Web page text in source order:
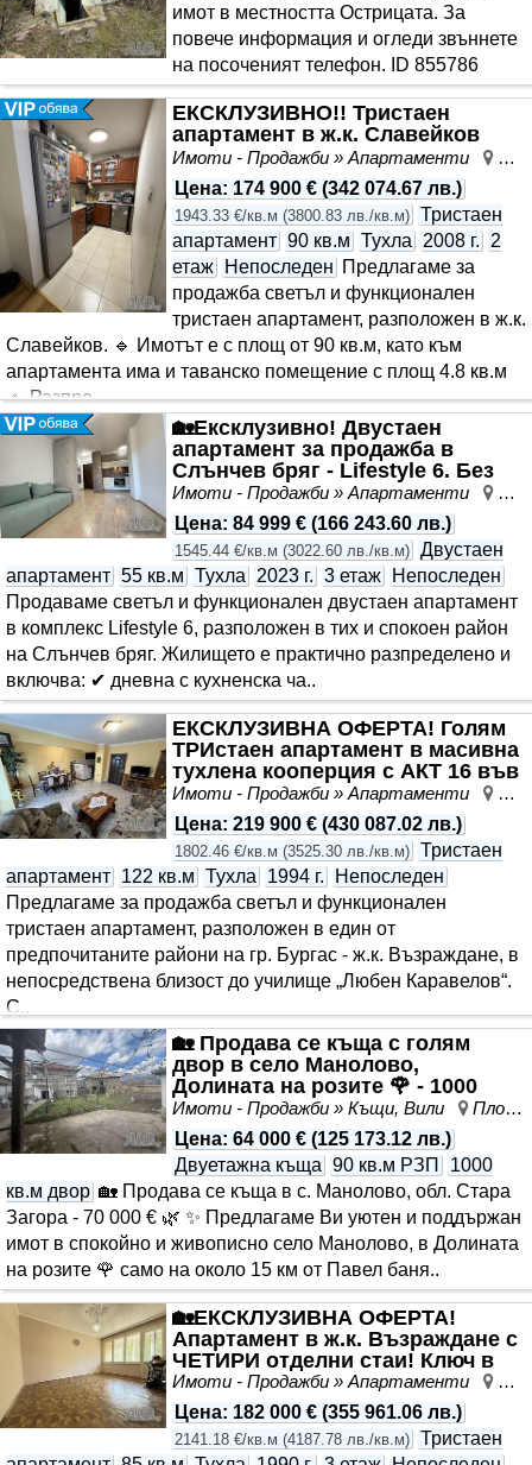
имот в местността Острицата. За
повече информация и огледи звъннете
на посоченият телефон. ID 855786
ЕКСКЛУЗИВНО!! Тристаен
апартамент в ж.к. Славейков
Имоти - Продажби » Апартаменти
Цена: 174 900 € (342 074.67 лв.)
1943.33 €/кв.м (3800.83 лв./кв.м) Тристаен
апартамент 90 кв.м Тухла 2008 г.
2
етаж
Непоследен Предлагаме за
продажба светъл и функционален
тристаен апартамент, разположен в ж.к.
Славейков. 🔹 Имотът е с площ от 90 кв.м, като към
апартамента има и таванско помещение с площ 4.8 кв.м
🔹 Разпре..
🏡Eксклузивно! Двустаен
апартамент за продажба в
Слънчев бряг - Lifestyle 6. Без
такса поддръжка!
Имоти - Продажби » Апартаменти
Цена: 84 999 € (166 243.60 лв.)
1545.44 €/кв.м (3022.60 лв./кв.м) Двустаен
апартамент 55 кв.м Тухла 2023 г. 3 етаж
Непоследен
Продаваме светъл и функционален двустаен апартамент
в комплекс Lifestyle 6, разположен в тих и спокоен район
на Слънчев бряг. Жилището е практично разпределено и
включва: ✔ дневна с кухненска ча..
ЕКСКЛУЗИВНА ОФЕРТА! Голям
ТРИстаен апартамент в масивна
тухлена кооперция с АКТ 16 във
Възраждане
Имоти - Продажби » Апартаменти
Цена: 219 900 € (430 087.02 лв.)
1802.46 €/кв.м (3525.30 лв./кв.м) Тристаен
апартамент 122 кв.м Тухла 1994 г.
Непоследен
Предлагаме за продажба светъл и функционален
тристаен апартамент, разположен в един от
предпочитаните райони на гр. Бургас - ж.к. Възраждане, в
непосредствена близост до училище „Любен Каравелов“.
С..
🏡 Продава се къща с голям
двор в село Манолово,
Долината на розите 🌹 - 1000
кв.м. двор
Имоти - Продажби » Къщи, Вили
Пловдив, област Пловдив
Цена: 64 000 € (125 173.12 лв.)
Двуетажна къща 90 кв.м РЗП
1000
кв.м двор 🏡 Продава се къща в с. Манолово, обл. Стара
Загора - 70 000 € 🌿 ✨ Предлагаме Ви уютен и поддържан
имот в спокойно и живописно село Манолово, в Долината
на розите 🌹 само на около 15 км от Павел баня..
🏡ЕКСКЛУЗИВНА ОФЕРТА!
Апартамент в ж.к. Възраждане с
ЧЕТИРИ отделни стаи! Ключ в
агенцията!
Имоти - Продажби » Апартаменти
Цена: 182 000 € (355 961.06 лв.)
2141.18 €/кв.м (4187.78 лв./кв.м) Тристаен